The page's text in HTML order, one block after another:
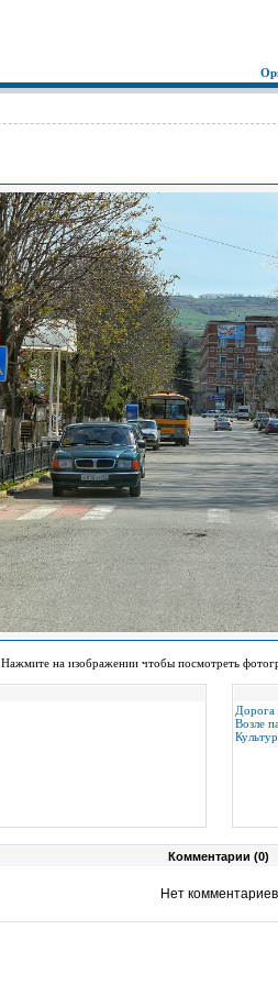
Нажмите на изображении чтобы посмотреть
Дорога
Возле
Комментарии (0)
Нет комментариев